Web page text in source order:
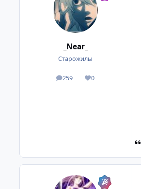
_Near_
Старожилы
259
посты 0
Репутация